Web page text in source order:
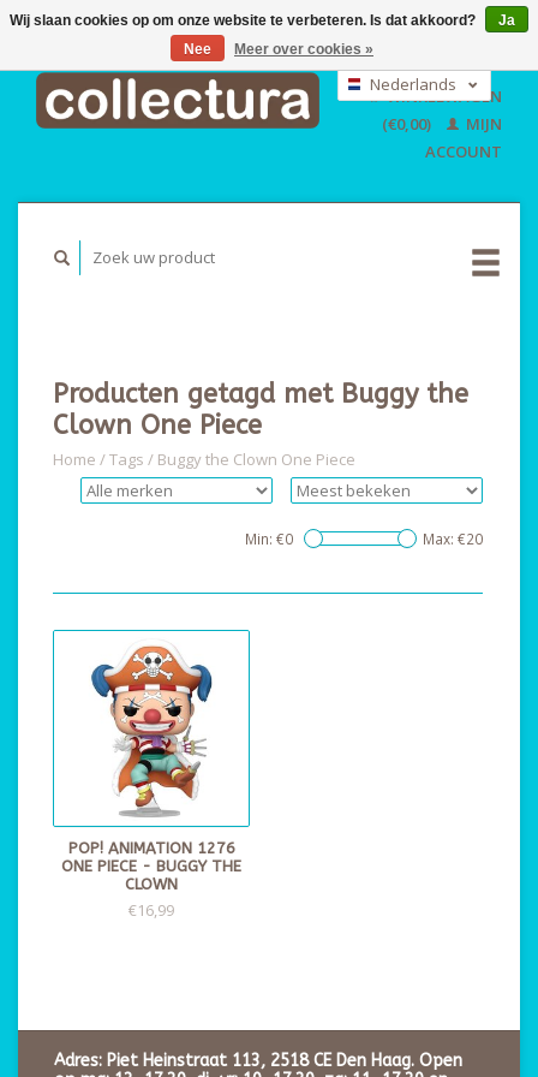
EUR
GBP
USD
Nederlands
English
WINKELWAGEN
(€0,00)
MIJN
ACCOUNT
Producten getagd met Buggy the
Clown One Piece
Home /Tags / Buggy the Clown One Piece
Min: €0 Max: €20
POP! ANIMATION 1276
ONE PIECE - BUGGY THE
CLOWN
€16,99
Adres: Piet Heinstraat 113, 2518 CE Den Haag. Open
Wij slaan cookies op om onze website te verbeteren. Is dat akkoord?
Ja
Nee
Meer over cookies »